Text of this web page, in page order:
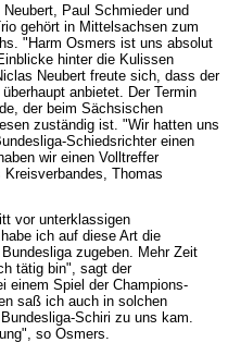
Paul Schmieder und
gehört in Mittelsachsen zum
"Harm Osmers ist uns absolut
hinter die Kulissen
Neubert freute sich, dass der
anbietet. Der Termin
der beim Sächsischen
zuständig ist. "Wir hatten uns
Schiedsrichter einen
wir einen Volltreffer
Thomas
vor unterklassigen
ich auf diese Art die
zugeben. Mehr Zeit
tätig bin", sagt der
einem Spiel der Champions-
saß ich auch in solchen
Schiri zu uns kam.
so Osmers.